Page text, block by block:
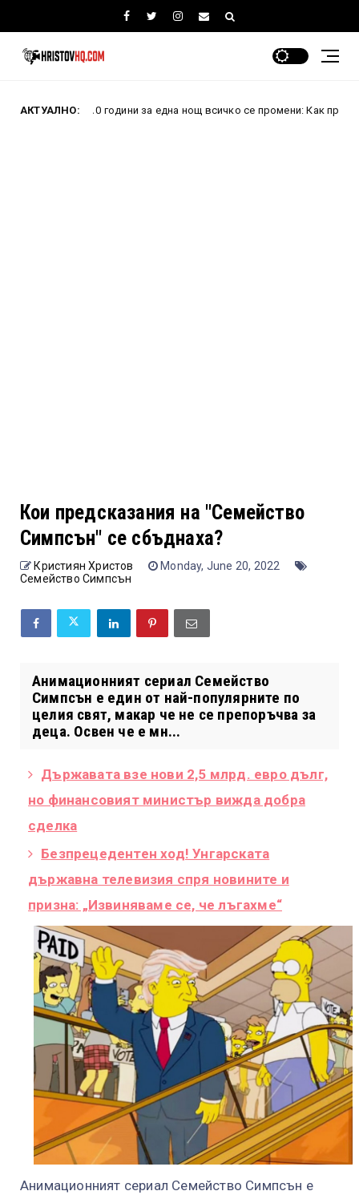
АКТУАЛНО:
10 години за една нощ всичко се промени: Как проваленият
Кои предсказания на "Семейство
Симпсън" се сбъднаха?
Кристиян Христов
Monday, June 20, 2022
Семейство Симпсън
Анимационният сериал Семейство
Симпсън е един от най-популярните по
целия свят, макар че не се препоръчва за
деца. Освен че е мн...
Държавата взе нови 2,5 млрд. евро дълг,
но финансовият министър вижда добра
сделка
Безпрецедентен ход! Унгарската
държавна телевизия спря новините и
призна: „Извиняваме се, че лъгахме“
Анимационният сериал Семейство Симпсън е